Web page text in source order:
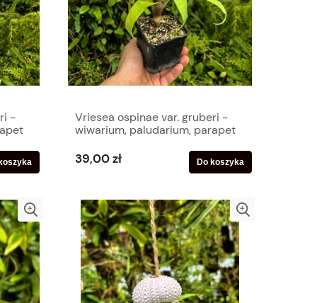
-
Vriesea ospinae var. gruberi -
wiwarium, paludarium, parapet
39,00 zł Do koszyka